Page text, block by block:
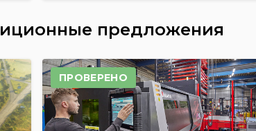
предложения
ПРОВЕРЕНО